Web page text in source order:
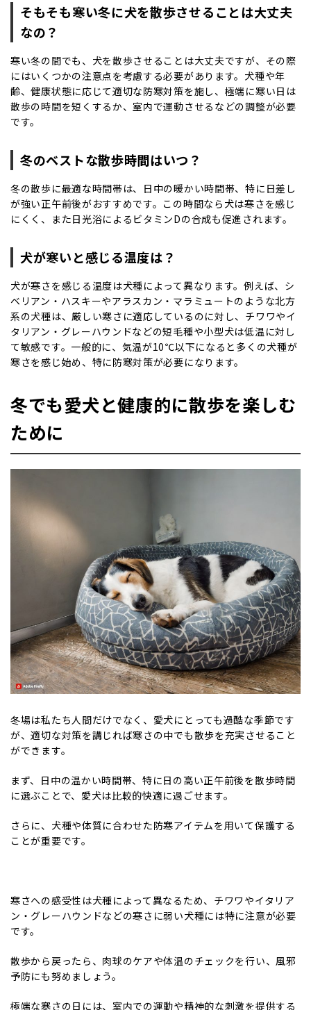
そもそも寒い冬に犬を散歩させることは大丈夫
なの？
寒い冬の間でも、犬を散歩させることは大丈夫ですが、その際
にはいくつかの注意点を考慮する必要があります。犬種や年
齢、健康状態に応じて適切な防寒対策を施し、極端に寒い日は
散歩の時間を短くするか、室内で運動させるなどの調整が必要
です。
冬のベストな散歩時間はいつ？
冬の散歩に最適な時間帯は、日中の暖かい時間帯、特に日差し
が強い正午前後がおすすめです。この時間なら犬は寒さを感じ
にくく、また日光浴によるビタミンDの合成も促進されます。
犬が寒いと感じる温度は？
犬が寒さを感じる温度は犬種によって異なります。例えば、シ
ベリアン・ハスキーやアラスカン・マラミュートのような北方
系の犬種は、厳しい寒さに適応しているのに対し、チワワやイ
タリアン・グレーハウンドなどの短毛種や小型犬は低温に対し
て敏感です。一般的に、気温が10℃以下になると多くの犬種が
寒さを感じ始め、特に防寒対策が必要になります。
冬でも愛犬と健康的に散歩を楽しむ
ために
冬場は私たち人間だけでなく、愛犬にとっても過酷な季節です
が、適切な対策を講じれば寒さの中でも散歩を充実させること
ができます。
まず、日中の温かい時間帯、特に日の高い正午前後を散歩時間
に選ぶことで、愛犬は比較的快適に過ごせます。
さらに、犬種や体質に合わせた防寒アイテムを用いて保護する
ことが重要です。
寒さへの感受性は犬種によって異なるため、チワワやイタリア
ン・グレーハウンドなどの寒さに弱い犬種には特に注意が必要
です。
散歩から戻ったら、肉球のケアや体温のチェックを行い、風邪
予防にも努めましょう。
極端な寒さの日には、室内での運動や精神的な刺激を提供する